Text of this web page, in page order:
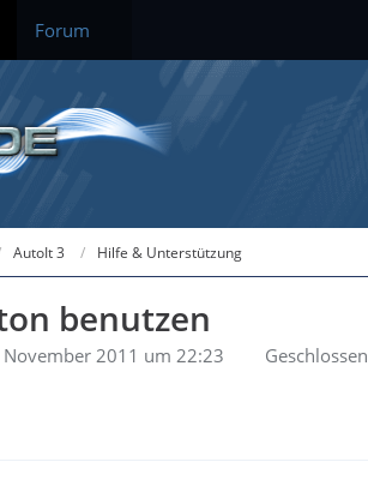
Forum
AutoIt 3 Hilfe & Unterstützung
benutzen
2011 um 22:23 Geschlossen